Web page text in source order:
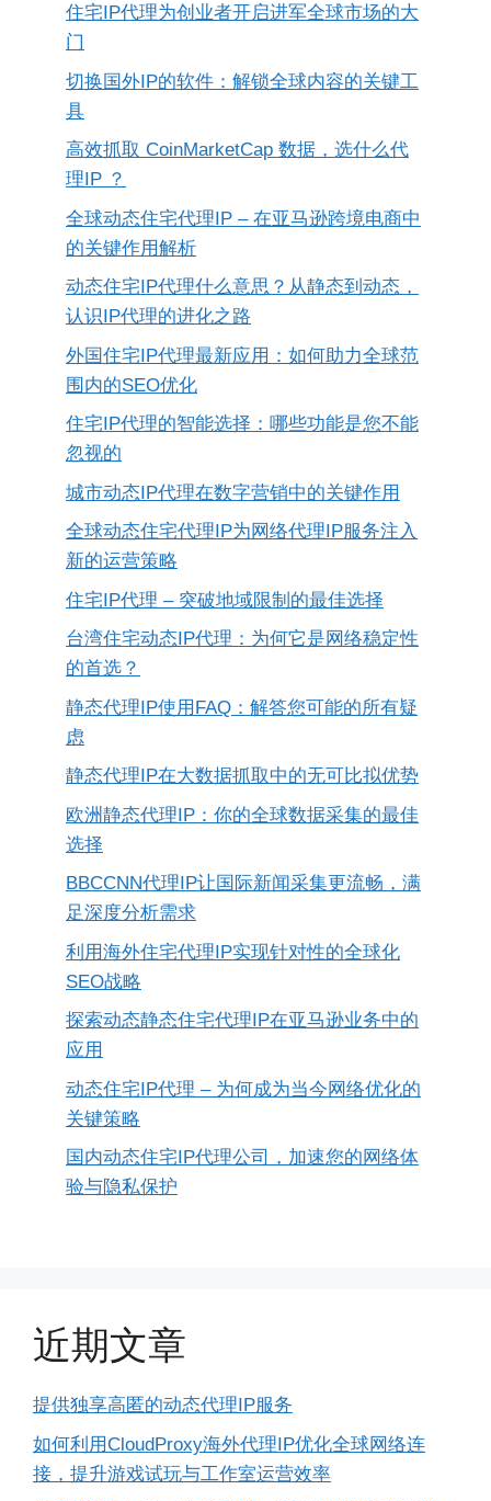
住宅IP代理为创业者开启进军全球市场的大
门
切换国外IP的软件：解锁全球内容的关键工
具
高效抓取 CoinMarketCap 数据，选什么代
理IP ？
全球动态住宅代理IP – 在亚马逊跨境电商中
的关键作用解析
动态住宅IP代理什么意思？从静态到动态，
认识IP代理的进化之路
外国住宅IP代理最新应用：如何助力全球范
围内的SEO优化
住宅IP代理的智能选择：哪些功能是您不能
忽视的
城市动态IP代理在数字营销中的关键作用
全球动态住宅代理IP为网络代理IP服务注入
新的运营策略
住宅IP代理 – 突破地域限制的最佳选择
台湾住宅动态IP代理：为何它是网络稳定性
的首选？
静态代理IP使用FAQ：解答您可能的所有疑
虑
静态代理IP在大数据抓取中的无可比拟优势
欧洲静态代理IP：你的全球数据采集的最佳
选择
BBCCNN代理IP让国际新闻采集更流畅，满
足深度分析需求
利用海外住宅代理IP实现针对性的全球化
SEO战略
探索动态静态住宅代理IP在亚马逊业务中的
应用
动态住宅IP代理 – 为何成为当今网络优化的
关键策略
国内动态住宅IP代理公司，加速您的网络体
验与隐私保护
近期文章
提供独享高匿的动态代理IP服务
如何利用CloudProxy海外代理IP优化全球网络连
接，提升游戏试玩与工作室运营效率